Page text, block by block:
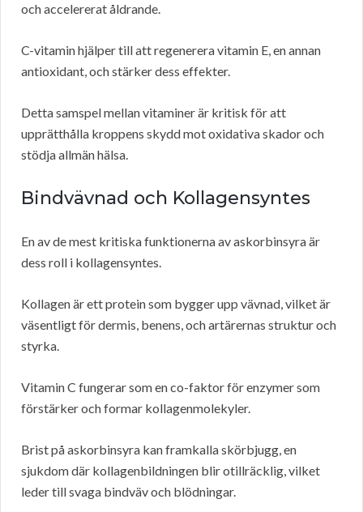
och accelererat åldrande.
C-vitamin hjälper till att regenerera vitamin E, en annan
antioxidant, och stärker dess effekter.
Detta samspel mellan vitaminer är kritisk för att
upprätthålla kroppens skydd mot oxidativa skador och
stödja allmän hälsa.
Bindvävnad och Kollagensyntes
En av de mest kritiska funktionerna av askorbinsyra är
dess roll i kollagensyntes.
Kollagen är ett protein som bygger upp vävnad, vilket är
väsentligt för dermis, benens, och artärernas struktur och
styrka.
Vitamin C fungerar som en co-faktor för enzymer som
förstärker och formar kollagenmolekyler.
Brist på askorbinsyra kan framkalla skörbjugg, en
sjukdom där kollagenbildningen blir otillräcklig, vilket
leder till svaga bindväv och blödningar.